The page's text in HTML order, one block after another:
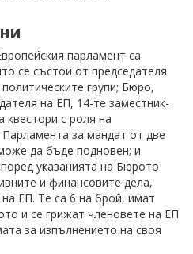
парламент са
се състои от председателя
групи; Бюро,
на ЕП, 14-те заместник-
квестори с роля на
за мандат от две
да бъде подновен; и
указанията на Бюрото
и финансовите дела,
ЕП. Те са 6 на брой, имат
и се грижат членовете на ЕП
за изпълнението на своя